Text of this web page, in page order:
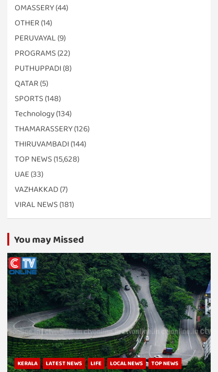
OMASSERY(44)
OTHER (14)
PERUVAYAL (9)
PROGRAMS (22)
PUTHUPPADI (8)
QATAR (5)
SPORTS (148)
Technology(134)
THAMARASSERY(126)
THIRUVAMBADI (144)
TOP NEWS (15,628)
UAE (33)
VAZHAKKAD(7)
VIRAL NEWS (181)
You may Missed
KERALA LATEST NEWS LIFE LOCAL NEWS TOP NEWS